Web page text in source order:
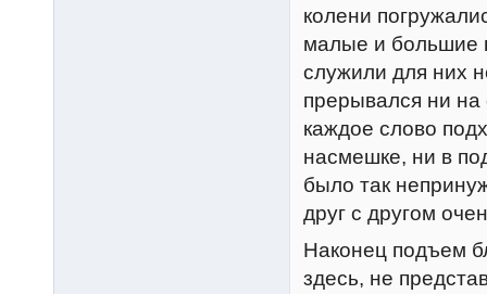
колени
малые и большие
служили для них
прерывался ни на
каждое слово
насмешке, ни в
было так
друг с другом
Наконец подъем
здесь, не